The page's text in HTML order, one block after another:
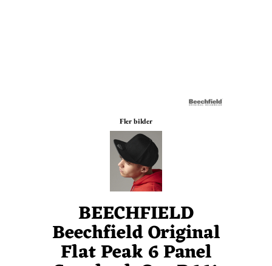
Fler bilder
BEECHFIELD
Beechfield Original
Flat Peak 6 Panel